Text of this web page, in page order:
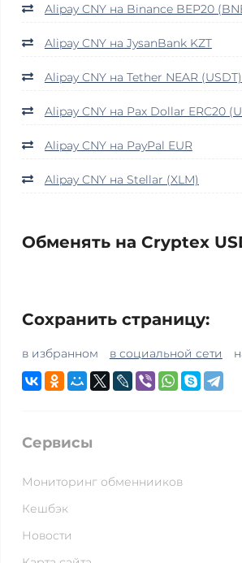
Alipay CNY на Binance BEP20
Alipay CNY на JysanBank KZT
Alipay CNY на Tether NEAR (USDT)
Alipay CNY на Pax Dollar ERC20
Alipay CNY на PayPal EUR
Alipay CNY на Stellar (XLM)
Обменять на Cryptex
Сохранить страницу:
в избранном в социальной сети
Сервисы
Мониторинг обменнииков
Кешбэк
Новости